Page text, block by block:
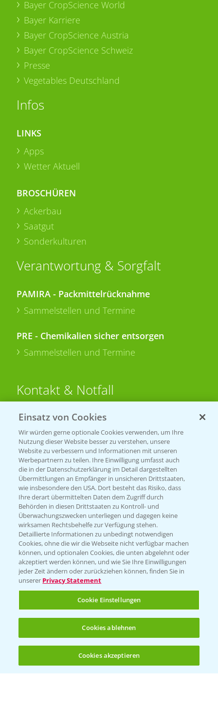
(noch 4)
Bayer CropScience World
Bayer Karriere
Bayer CropScience Austria
Bayer CropScience Schweiz
Presse
Vegetables Deutschland
Infos
LINKS
Apps
Wetter Aktuell
BROSCHÜREN
Ackerbau
Saatgut
Sonderkulturen
Verantwortung & Sorgfalt
PAMIRA - Packmittelrücknahme
Sammelstellen und Termine
PRE - Chemikalien sicher entsorgen
Sammelstellen und Termine
Kontakt & Notfall
Beratung auf WhatsApp
T.+49 (0)174 346 564 1
KONTAKT
Hilfe in Notfällen
T.+49 (0)214/30-20220
Folgen Sie uns
Allgemeine Nutzungsbedingungen
Datenschutzerklärung
Einsatz von Cookies
Wir würden gerne optionale Cookies verwenden, um Ihre
Nutzung dieser Website besser zu verstehen, unsere
Website zu verbessern und Informationen mit unseren
Werbepartnern zu teilen. Ihre Einwilligung umfasst auch
die in der Datenschutzerklärung im Detail dargestellten
Übermittlungen an Empfänger in unsicheren Drittstaaten,
wie insbesondere den USA. Dort besteht das Risiko, dass
Ihre derart übermittelten Daten dem Zugriff durch
Behörden in diesen Drittstaaten zu Kontroll- und
Überwachungszwecken unterliegen und dagegen keine
wirksamen Rechtsbehelfe zur Verfügung stehen.
Detaillierte Informationen zu unbedingt notwendigen
Cookies, ohne die wir die Webseite nicht verfügbar machen
können, und optionalen Cookies, die unten abgelehnt oder
akzeptiert werden können, und wie Sie Ihre Einwilligungen
jeder Zeit ändern oder zurückziehen können, finden Sie in
unserer Privacy Statement
Cookie Einstellungen
Cookies ablehnen
Cookies akzeptieren